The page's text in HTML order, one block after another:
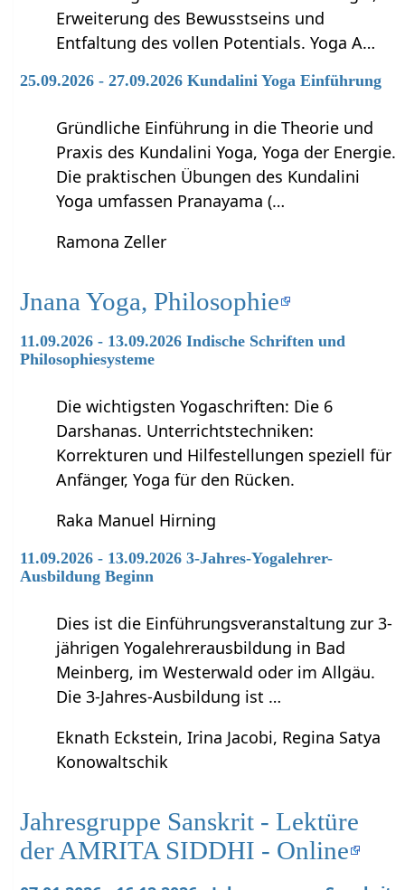
Erweiterung des Bewusstseins und
Entfaltung des vollen Potentials. Yoga A…
25.09.2026 - 27.09.2026 Kundalini Yoga Einführung
Gründliche Einführung in die Theorie und
Praxis des Kundalini Yoga, Yoga der Energie.
Die praktischen Übungen des Kundalini
Yoga umfassen Pranayama (…
Ramona Zeller
Jnana Yoga, Philosophie
11.09.2026 - 13.09.2026 Indische Schriften und
Philosophiesysteme
Die wichtigsten Yogaschriften: Die 6
Darshanas. Unterrichtstechniken:
Korrekturen und Hilfestellungen speziell für
Anfänger, Yoga für den Rücken.
Raka Manuel Hirning
11.09.2026 - 13.09.2026 3-Jahres-Yogalehrer-
Ausbildung Beginn
Dies ist die Einführungsveranstaltung zur 3-
jährigen Yogalehrerausbildung in Bad
Meinberg, im Westerwald oder im Allgäu.
Die 3-Jahres-Ausbildung ist …
Eknath Eckstein, Irina Jacobi, Regina Satya
Konowaltschik
Jahresgruppe Sanskrit - Lektüre
der AMRITA SIDDHI - Online